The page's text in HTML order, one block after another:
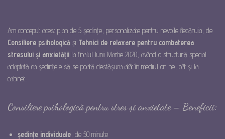
Am conceput acest plan de 5 ședințe, personalizate pentru nevoile fiecăruia, de
Consiliere psihologică și Tehnici de relaxare pentru combaterea
stresului și anxietății la finalul lunii Martie 2020, având o structură special
adaptată ca ședințele să se poată desfășura atât în mediul online, cât și la
cabinet..
Consiliere psihologică pentru stres și anxietate – Beneficii:
ședințe individuale , de 50 minute